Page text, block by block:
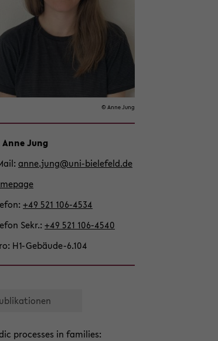
© Anne Jung
Anne Jung
anne.jung@uni-​bielefeld.de
+49 521 106-​4534
Sekr. +49 521 106-​4540
H1-​Gebäude-6.104
pro­ces­ses in fa­mi­lies: